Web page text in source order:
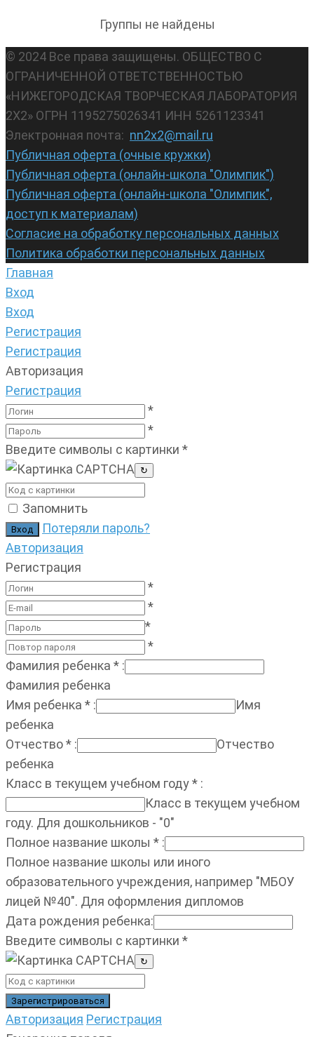
Группы не найдены
© 2024 Все права защищены. ОБЩЕСТВО С
ОГРАНИЧЕННОЙ ОТВЕТСТВЕННОСТЬЮ
«НИЖЕГОРОДСКАЯ ТВОРЧЕСКАЯ ЛАБОРАТОРИЯ
2Х2» ОГРН 1195275026341 ИНН 5261123341
Электронная почта: nn2x2@mail.ru
Публичная оферта (очные кружки)
Публичная оферта (онлайн-школа "Олимпик")
Публичная оферта (онлайн-школа "Олимпик",
доступ к материалам)
Согласие на обработку персональных данных
Политика обработки персональных данных
Главная
Вход
Вход
Регистрация
Регистрация
Авторизация
Регистрация
*
*
Введите символы с картинки *
↻
Запомнить
Потеряли пароль?
Авторизация
Регистрация
*
*
*
*
Фамилия ребенка * :
Фамилия ребенка
Имя ребенка * :
Имя
ребенка
Отчество* :
Отчество
ребенка
Класс в текущем учебном году* :
Класс в текущем учебном
году. Для дошкольников - "0"
Полное название школы * :
Полное название школы или иного
образовательного учреждения, например "МБОУ
лицей №40". Для оформления дипломов
Дата рождения ребенка:
Введите символы с картинки *
↻
Авторизация Регистрация